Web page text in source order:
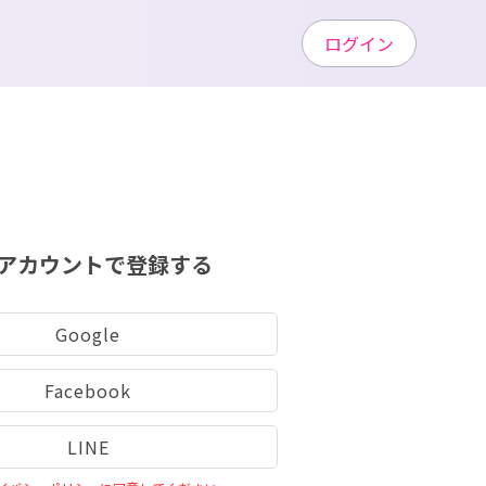
カウントで登録する
Google
Facebook
LINE
ログイン